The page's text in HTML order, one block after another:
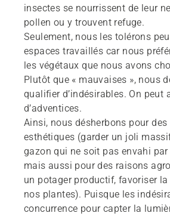
insectes se nourrissent de leur
pollen ou y trouvent refuge.
Seulement, nous les tolérons
espaces travaillés car nous
les végétaux que nous avons
Plutôt que « mauvaises », nous
qualifier d’indésirables. On peut
d’adventices.
Ainsi, nous désherbons pour
esthétiques (garder un joli
gazon qui ne soit pas envahi
mais aussi pour des raisons
un potager productif, favoriser
nos plantes). Puisque les
concurrence pour capter la